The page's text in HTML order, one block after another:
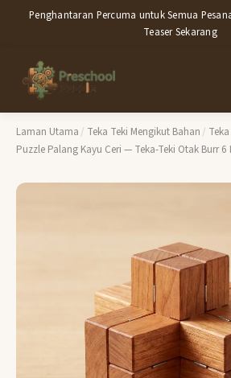
Penghantaran Percuma untuk Semua
Teaser Sekarang
Laman Utama / Teka Teki Mengikut Bahan /
Puzzle Palang Kayu Ceri — Teka-Teki Otak Burr 6